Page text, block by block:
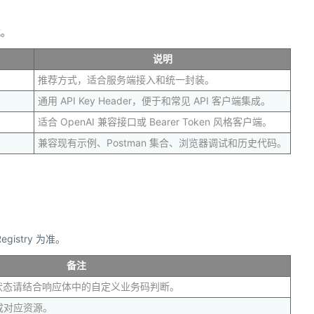
说明
推荐方式，适合服务端接入和统一封装。
通用 API Key Header，便于和常见 API 客户端集成。
适合 OpenAI 兼容接口或 Bearer Token 风格客户端。
兼容现有示例、Postman 集合、浏览器调试和历史代码。
为准。
备注
请结合响应体中的自定义业务码判断。
应资源。